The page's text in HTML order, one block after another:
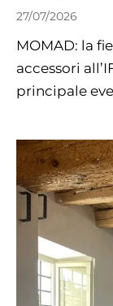
27/07/2026
MOMAD: la
accessori
principale